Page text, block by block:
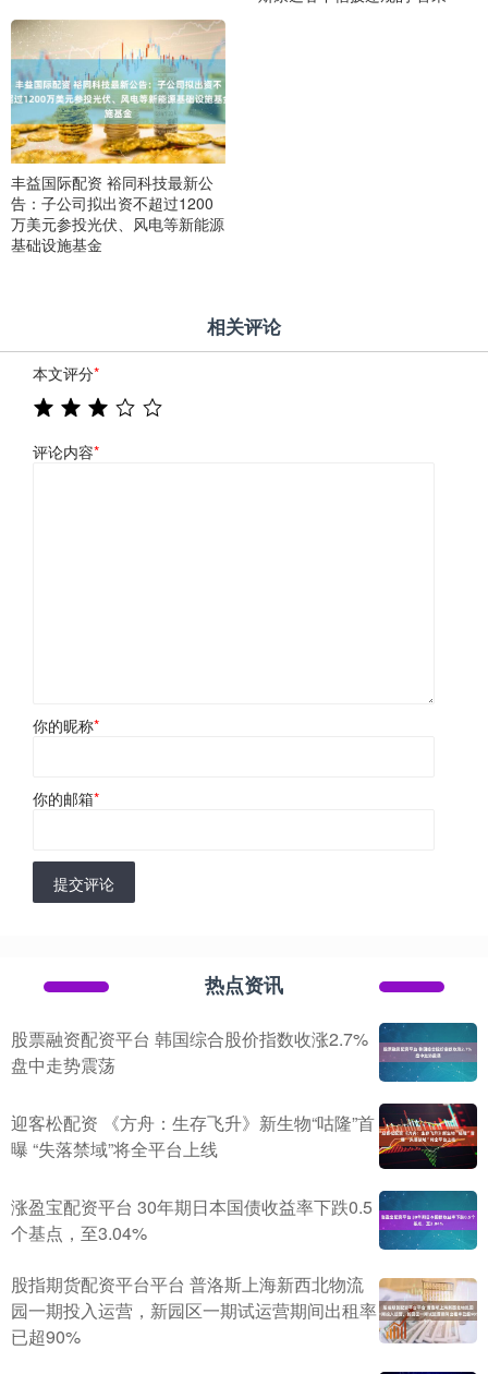
丰益国际配资 裕同科技最新公
告：子公司拟出资不超过1200
万美元参投光伏、风电等新能源
基础设施基金
相关评论
本文评分*
评论内容*
你的昵称*
你的邮箱*
提交评论
热点资讯
股票融资配资平台 韩国综合股价指数收涨2.7%
盘中走势震荡
迎客松配资 《方舟：生存飞升》新生物“咕隆”首
曝 “失落禁域”将全平台上线
涨盈宝配资平台 30年期日本国债收益率下跌0.5
个基点，至3.04%
股指期货配资平台平台 普洛斯上海新西北物流
园一期投入运营，新园区一期试运营期间出租率
已超90%